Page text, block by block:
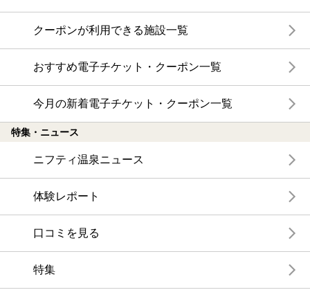
クーポンが利用できる施設一覧
おすすめ電子チケット・クーポン一覧
今月の新着電子チケット・クーポン一覧
特集・ニュース
ニフティ温泉ニュース
体験レポート
口コミを見る
特集